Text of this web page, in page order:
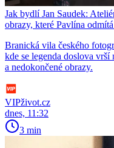
Jak bydlí Jan Saudek:
obrazy, které Pavlína
Branická vila českého
kde se legenda doslova
a nedokončené obrazy.
VIPživot.cz
dnes, 11:32
3 min